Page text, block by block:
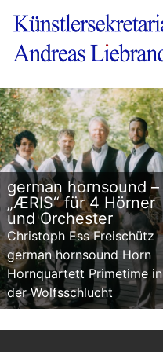
german hornsound –
„ÆRIS“ für 4 Hörner
und Orchester
Christoph Ess Freischütz
german hornsound Horn
Hornquartett Primetime in
der Wolfsschlucht